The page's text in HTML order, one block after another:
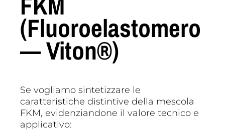
(Fluoroelastomero
— Viton®)
Se vogliamo sintetizzare le
caratteristiche distintive della mescola
FKM, evidenziandone il valore tecnico e
applicativo: